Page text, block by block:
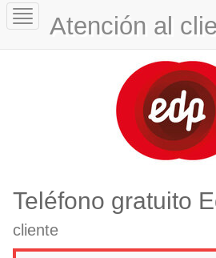
Toggle
navigationAtención al
Teléfono gratuito
cliente